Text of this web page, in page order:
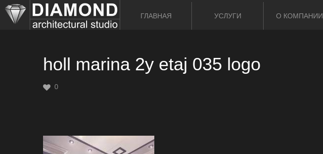
ГЛАВНАЯ УСЛУГИ О КОМПАНИИ
holl marina 2y etaj 035 logo
0